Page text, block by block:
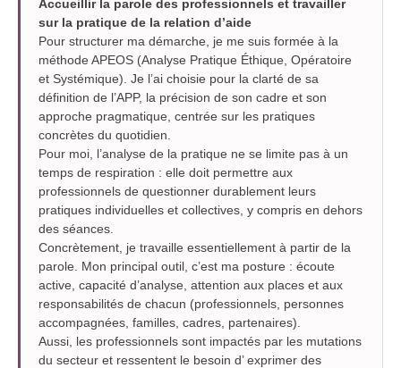
Accueillir la parole des professionnels et travailler
sur la pratique de la relation d’aide
Pour structurer ma démarche, je me suis formée à la
méthode APEOS (Analyse Pratique Éthique, Opératoire
et Systémique). Je l’ai choisie pour la clarté de sa
définition de l’APP, la précision de son cadre et son
approche pragmatique, centrée sur les pratiques
concrètes du quotidien.
Pour moi, l’analyse de la pratique ne se limite pas à un
temps de respiration : elle doit permettre aux
professionnels de questionner durablement leurs
pratiques individuelles et collectives, y compris en dehors
des séances.
Concrètement, je travaille essentiellement à partir de la
parole. Mon principal outil, c’est ma posture : écoute
active, capacité d’analyse, attention aux places et aux
responsabilités de chacun (professionnels, personnes
accompagnées, familles, cadres, partenaires).
Aussi, les professionnels sont impactés par les mutations
du secteur et ressentent le besoin d’ exprimer des